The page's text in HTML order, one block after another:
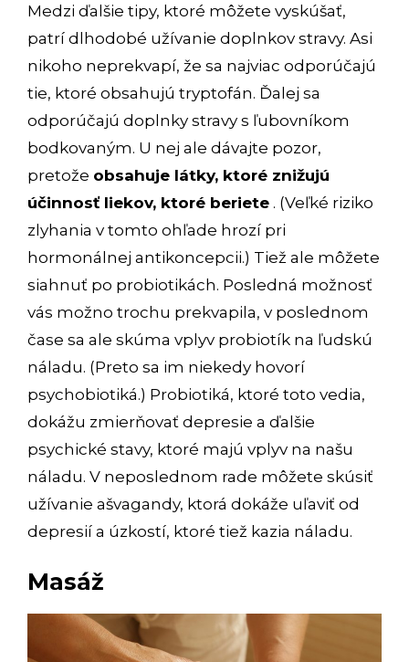
Medzi ďalšie tipy, ktoré môžete vyskúšať,
patrí dlhodobé užívanie doplnkov stravy. Asi
nikoho neprekvapí, že sa najviac odporúčajú
tie, ktoré obsahujú tryptofán. Ďalej sa
odporúčajú doplnky stravy s ľubovníkom
bodkovaným. U nej ale dávajte pozor,
pretože obsahuje látky, ktoré znižujú
účinnosť liekov, ktoré beriete . (Veľké riziko
zlyhania v tomto ohľade hrozí pri
hormonálnej antikoncepcii.) Tiež ale môžete
siahnuť po probiotikách. Posledná možnosť
vás možno trochu prekvapila, v poslednom
čase sa ale skúma vplyv probiotík na ľudskú
náladu. (Preto sa im niekedy hovorí
psychobiotiká.) Probiotiká, ktoré toto vedia,
dokážu zmierňovať depresie a ďalšie
psychické stavy, ktoré majú vplyv na našu
náladu. V neposlednom rade môžete skúsiť
užívanie ašvagandy, ktorá dokáže uľaviť od
depresií a úzkostí, ktoré tiež kazia náladu.
Masáž